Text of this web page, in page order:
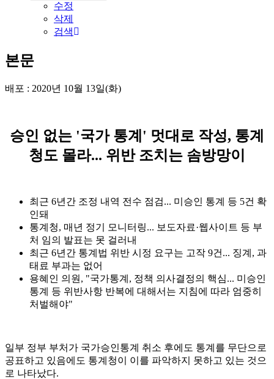
수정
삭제
검색
본문
배포 : 2020년 10월 13일(화)
승인 없는 '국가 통계' 멋대로 작성, 통계
청도 몰라... 위반 조치는 솜방망이
최근 6년간 조정 내역 전수 점검... 미승인 통계 등 5건 확
인돼
통계청, 매년 정기 모니터링... 보도자료·웹사이트 등 부
처 임의 발표는 못 걸러내
최근 6년간 통계법 위반 시정 요구는 고작 9건... 징계, 과
태료 부과는 없어
용혜인 의원, "국가통계, 정책 의사결정의 핵심... 미승인
통계 등 위반사항 반복에 대해서는 지침에 따라 엄중히
처벌해야"
일부 정부 부처가 국가승인통계 취소 후에도 통계를 무단으로
공표하고 있음에도 통계청이 이를 파악하지 못하고 있는 것으
로 나타났다.